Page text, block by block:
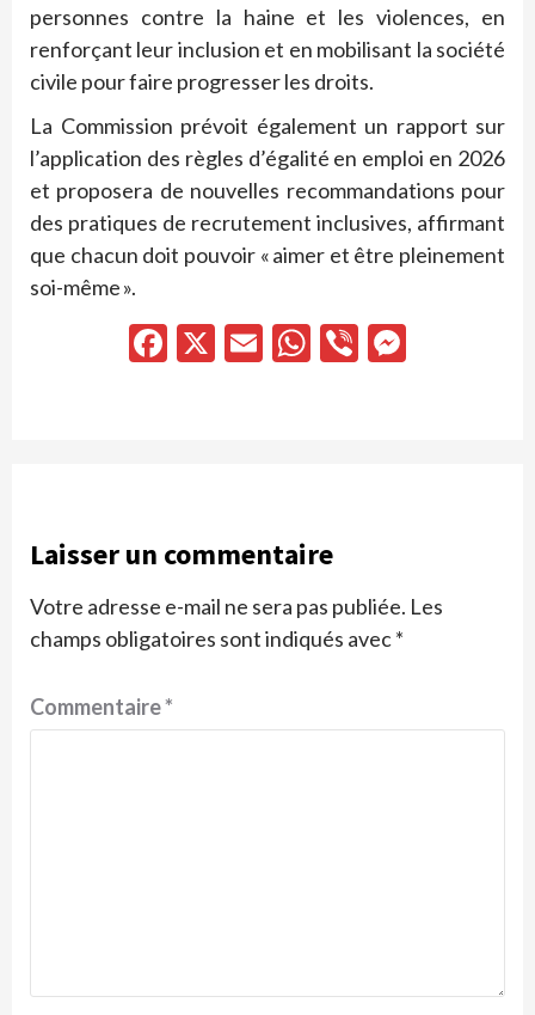
personnes contre la haine et les violences, en
renforçant leur inclusion et en mobilisant la société
civile pour faire progresser les droits.
La Commission prévoit également un rapport sur
l’application des règles d’égalité en emploi en 2026
et proposera de nouvelles recommandations pour
des pratiques de recrutement inclusives, affirmant
que chacun doit pouvoir « aimer et être pleinement
soi-même ».
Facebook
X EmailWhatsApp
Viber
Laisser un commentaire
Votre adresse e-mail ne sera pas publiée. Les
champs obligatoires sont indiqués avec*
Commentaire*